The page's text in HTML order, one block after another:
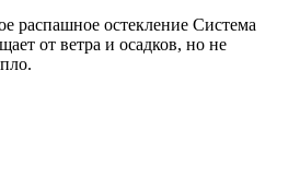
распашное остекление Система
от ветра и осадков, но не